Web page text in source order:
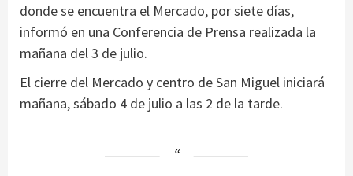
donde se encuentra el Mercado, por siete días,
informó en una Conferencia de Prensa realizada la
mañana del 3 de julio.
El cierre del Mercado y centro de San Miguel iniciará
mañana, sábado 4 de julio a las 2 de la tarde.